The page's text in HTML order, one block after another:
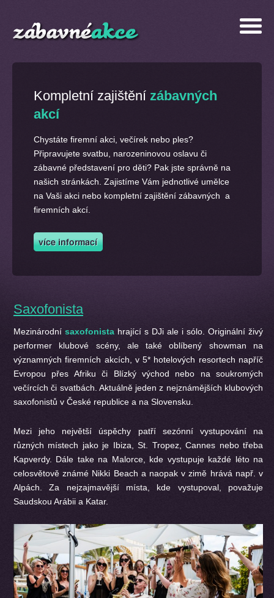
Kompletní zajištění zábavných
akcí
Chystáte firemní akci, večírek nebo ples?
Připravujete svatbu, narozeninovou oslavu či
zábavné představení pro děti? Pak jste správně na
našich stránkách. Zajistíme Vám jednotlivé umělce
na Vaši akci nebo kompletní zajištění zábavných a
firemních akcí.
Saxofonista
Mezinárodní saxofonista hrající s DJi ale i sólo. Originální živý
performer klubové scény, ale také oblíbený showman na
významných firemních akcích, v 5­* hotelových resortech napříč
Evropou přes Afriku či Blízký východ nebo na soukromých
večírcích či svatbách. Aktuálně jeden z nejznámějších klubových
saxofonistů v České republice a na Slovensku.
Mezi jeho největší úspěchy patří sezónní vystupování na
různých místech jako je Ibiza, St. Tropez, Cannes nebo třeba
Kapverdy. Dále take na Malorce, kde vystupuje každé léto na
celosvětově známé Nikki Beach a naopak v zimě hrává např. v
Alpách. Za nejzajmavější místa, kde vystupoval, považuje
Saudskou Arábii a Katar.